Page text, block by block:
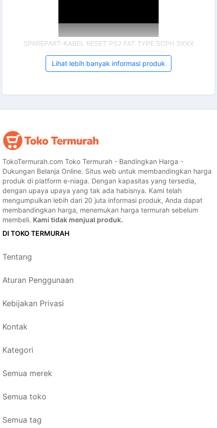
SPAREPART-KABEL RESET PS2 FAT TYPE SCPH 3XXX
Lihat lebih banyak informasi produk
TokoTermurah.com Toko Termurah - Bandingkan Harga -
Dukungan Belanja Online. Situs web untuk membandingkan harga
produk di platform e-niaga. Dengan kapasitas yang tersedia,
dengan upaya upaya yang tak ada habisnya. Kami telah
mengumpulkan lebih dari 20 juta informasi produk, Anda dapat
membandingkan harga, menemukan harga termurah sebelum
membeli. Kami tidak menjual produk.
DI TOKO TERMURAH
Tentang
Aturan Penggunaan
Kebijakan Privasi
Kontak
Kategori
Semua merek
Semua toko
Semua tag